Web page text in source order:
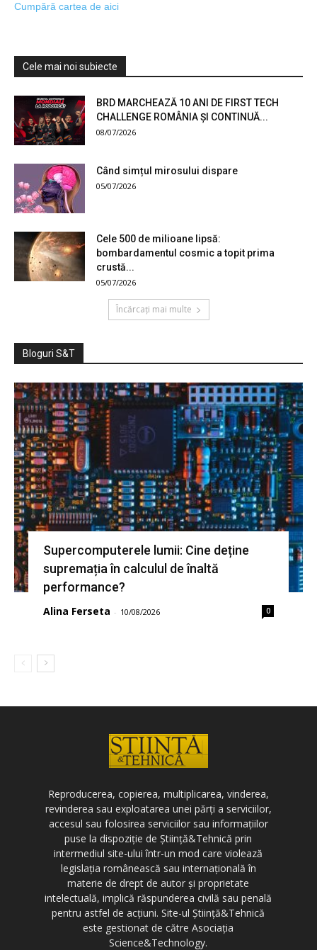
Cumpără cartea de aici
Cele mai noi subiecte
BRD MARCHEAZĂ 10 ANI DE FIRST TECH
CHALLENGE ROMÂNIA ȘI CONTINUĂ...
08/07/2026
Când simțul mirosului dispare
05/07/2026
Cele 500 de milioane lipsă:
bombardamentul cosmic a topit prima
crustă...
05/07/2026
Încărcați mai multe
Bloguri S&T
Supercomputerele lumii: Cine deține
supremația în calculul de înaltă
performance?
Alina Ferseta - 10/08/2026 0
Reproducerea, copierea, multiplicarea, vinderea,
revinderea sau exploatarea unei părți a serviciilor,
accesul sau folosirea serviciilor sau informațiilor
puse la dispoziție de Știință&Tehnică prin
intermediul site-ului într-un mod care violează
legislația românească sau internațională în
materie de drept de autor și proprietate
intelectuală, implică răspunderea civilă sau penală
pentru astfel de acțiuni. Site-ul Știință&Tehnică
este gestionat de către Asociația
Science&Technology.